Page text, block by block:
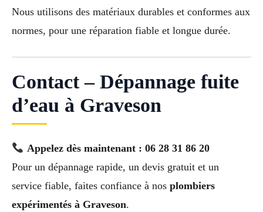
Nous utilisons des matériaux durables et conformes aux
normes, pour une réparation fiable et longue durée.
Contact – Dépannage fuite
d’eau à Graveson
Appelez dès maintenant : 06 28 31 86 20
Pour un dépannage rapide, un devis gratuit et un
service fiable, faites confiance à nos plombiers
expérimentés à Graveson.